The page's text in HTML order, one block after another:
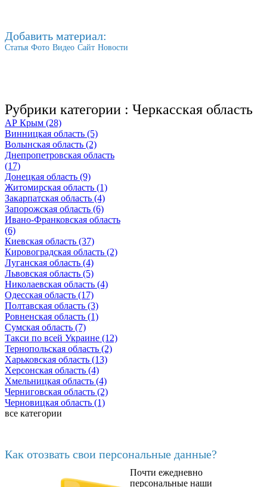
Добавить материал:
Статья Фото Видео Сайт Новости
Рубрики категории : Черкасская область
АР Крым (28)
Винницкая область (5)
Волынская область (2)
Днепропетровская область
(17)
Донецкая область (9)
Житомирская область (1)
Закарпатская область (4)
Запорожская область (6)
Ивано-Франковская область
(6)
Киевская область (37)
Кировоградская область (2)
Луганская область (4)
Львовская область (5)
Николаевская область (4)
Одесская область (17)
Полтавская область (3)
Ровненская область (1)
Сумская область (7)
Такси по всей Украине (12)
Тернопольская область (2)
Харьковская область (13)
Херсонская область (4)
Хмельницкая область (4)
Черниговская область (2)
Черновицкая область (1)
все категории
Как отозвать свои персональные данные?
Почти ежедневно
персональные наши